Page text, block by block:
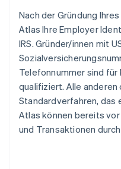
Nach der Gründung
Atlas Ihre Employer
IRS. Gründer/innen mit
Telefonnummer sind
qualifiziert. Alle anderen
Standardverfahren, das
Atlas können bereits vor
und Transaktionen